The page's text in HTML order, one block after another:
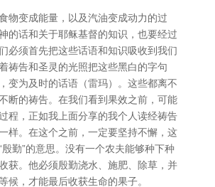
物变成能量，以及汽油变成动力的过
的话和关于耶稣基督的知识，也要经过
必须首先把这些话语和知识吸收到我们
祷告和圣灵的光照把这些黑白的字句
变为及时的话语（雷玛）。这些都离不
断的祷告。在我们看到果效之前，可能
程，正如我上面分享的我个人读经祷告
样。在这个之前，一定要坚持不懈，这
勤”的意思。没有一个农夫能够种下种
获。他必须殷勤浇水、施肥、除草，并
候，才能最后收获生命的果子。